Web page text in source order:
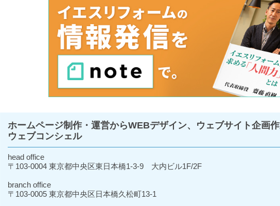
ホームページ制作・運営からWEBデザイン、ウェブサイト企画
ウェブコンシェル
head office
〒103-0004 東京都中央区東日本橋1-3-9 大内ビル1F/2F
branch office
〒103-0005 東京都中央区日本橋久松町13-1